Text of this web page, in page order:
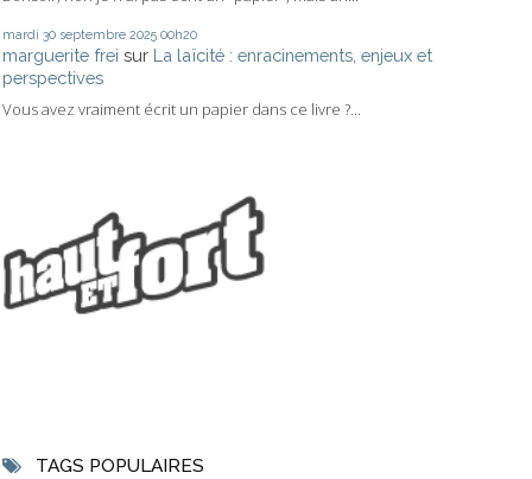
mardi 30 septembre 2025 00h20
marguerite frei sur La laïcité : enracinements, enjeux et
perspectives
Vous avez vraiment écrit un papier dans ce livre ?...
TAGS POPULAIRES